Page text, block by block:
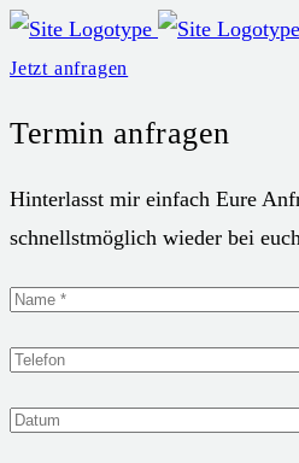
Jetzt anfragen
Termin anfragen
Hinterlasst mir einfach Eure
schnellstmöglich wieder bei